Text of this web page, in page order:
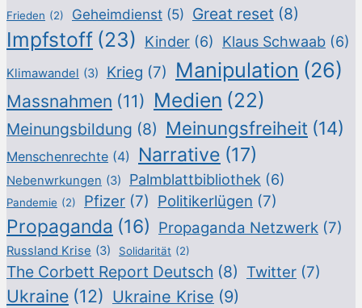
Frieden (2) Geheimdienst (5) Great reset (8)
Impfstoff (23) Kinder (6) Klaus Schwaab (6)
Klimawandel (3) Krieg (7) Manipulation (26)
Massnahmen (11) Medien (22)
Meinungsbildung (8) Meinungsfreiheit (14)
Menschenrechte (4) Narrative (17)
Nebenwrkungen (3) Palmblattbibliothek (6)
Pandemie (2) Pfizer (7) Politikerlügen (7)
Propaganda (16) Propaganda Netzwerk (7)
Russland Krise (3) Solidarität (2)
The Corbett Report Deutsch (8) Twitter (7)
Ukraine (12) Ukraine Krise (9)